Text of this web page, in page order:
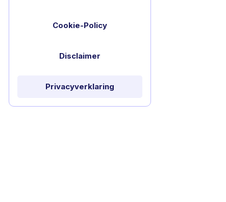
Cookie-Policy
Disclaimer
Privacyverklaring